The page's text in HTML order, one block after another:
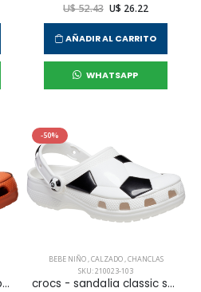
U$ 52.43 U$ 26.22
AÑADIR AL CARRITO
WHATSAPP
crocs - sandalia classic basketball clog t para niño infante
-50%
BEBE NIÑO,CALZADO,CHANCLAS
SKU: 210023-103
crocs - sandalia classic soccer ball clog t para niño infante